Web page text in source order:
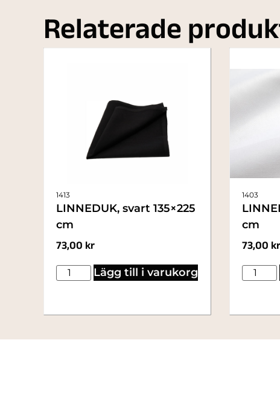
Relaterade
1413
LINNEDUK, svart 135×225
cm
73,00 kr
Lägg till i varukorg
1403
cm
73,00 kr